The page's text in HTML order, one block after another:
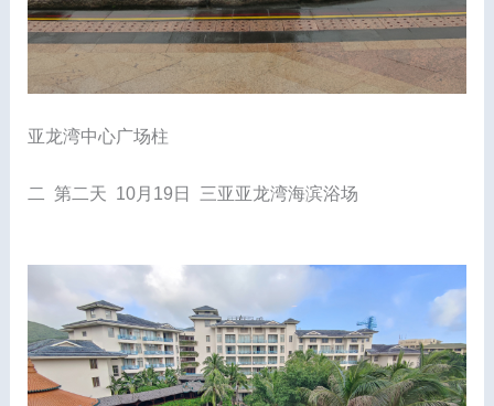
亚龙湾中心广场柱
二 第二天 10月19日 三亚亚龙湾海滨浴场